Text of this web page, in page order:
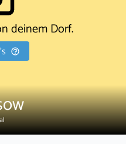
deinem Dorf.